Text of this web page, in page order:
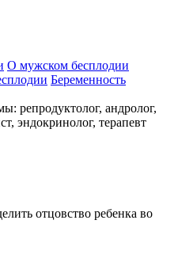
О мужском бесплодии
Беременность
андролог,
эндокринолог, терапевт
отцовство ребенка во